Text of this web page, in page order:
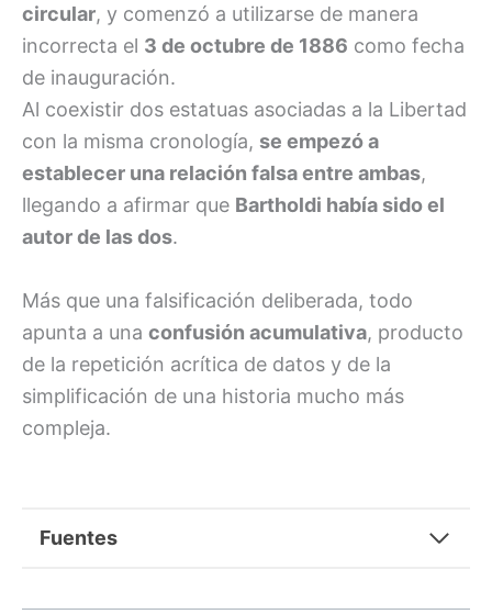
circular, y comenzó a utilizarse de manera
incorrecta el 3 de octubre de 1886 como fecha
de inauguración.
Al coexistir dos estatuas asociadas a la Libertad
con la misma cronología, se empezó a
establecer una relación falsa entre ambas,
llegando a afirmar que Bartholdi había sido el
autor de las dos.
Más que una falsificación deliberada, todo
apunta a una confusión acumulativa, producto
de la repetición acrítica de datos y de la
simplificación de una historia mucho más
compleja.
Fuentes